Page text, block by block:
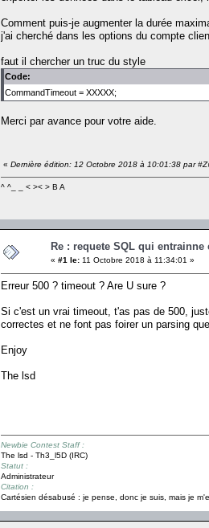
Comment puis-je augmenter la durée
j'ai cherché dans les options du compte
faut il chercher un truc du style
Code:
CommandTimeout = XXXXX;
Merci par avance pour votre aide.
« Dernière édition: 12 Octobre 2018 à 10:01:38 par
^ ^_ _ < >< > B A
Re : requete SQL qui entrainne
« #1 le: 11 Octobre 2018 à 11:34:01 »
Erreur 500 ? timeout ? Are U sure ?
Si c'est un vrai timeout, t'as pas de 500,
correctes et ne font pas foirer un parsing
Enjoy
The lsd
Newbie Contest Staff :
The lsd - Th3_l5D (IRC)
Statut :
Administrateur
Citation :
Cartésien désabusé : je pense, donc je suis, mais je